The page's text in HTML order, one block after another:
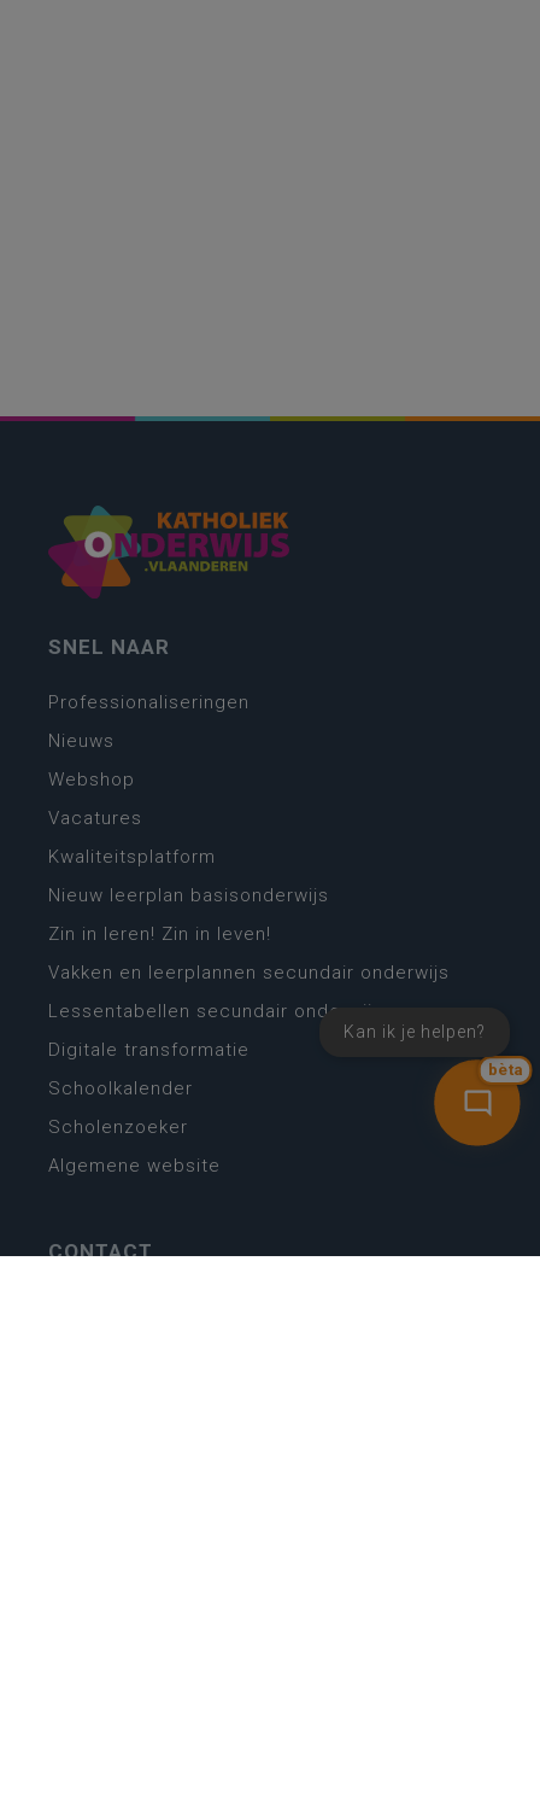
bèta
Kan ik je helpen?
SNEL NAAR
Professionaliseringen
Nieuws
Webshop
Vacatures
Kwaliteitsplatform
Nieuw leerplan basisonderwijs
Zin in leren! Zin in leven!
Vakken en leerplannen secundair onderwijs
Lessentabellen secundair onderwijs
Digitale transformatie
Schoolkalender
Scholenzoeker
Algemene website
CONTACT